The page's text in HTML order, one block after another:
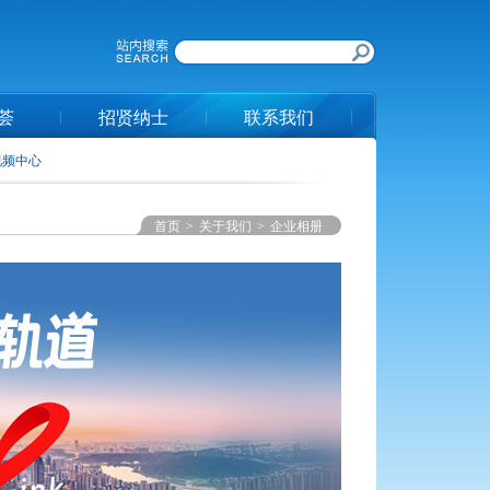
招贤纳士 联系我们
中心
首页 > 关于我们 > 企业相册